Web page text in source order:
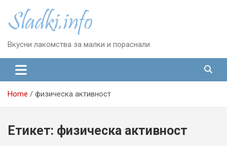
content
Вкусни лакомства за малки и пораснали
Home физическа активност
Етикет: физическа активност